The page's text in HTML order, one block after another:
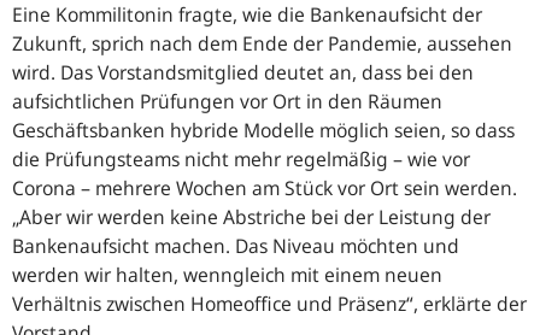
Eine Kommilitonin fragte, wie die Bankenaufsicht der
Zukunft, sprich nach dem Ende der Pandemie, aussehen
wird. Das Vorstandsmitglied deutet an, dass bei den
aufsichtlichen Prüfungen vor Ort in den Räumen
Geschäftsbanken hybride Modelle möglich seien, so dass
die Prüfungsteams nicht mehr regelmäßig – wie vor
Corona – mehrere Wochen am Stück vor Ort sein werden.
„Aber wir werden keine Abstriche bei der Leistung der
Bankenaufsicht machen. Das Niveau möchten und
werden wir halten, wenngleich mit einem neuen
Verhältnis zwischen Homeoffice und Präsenz“, erklärte der